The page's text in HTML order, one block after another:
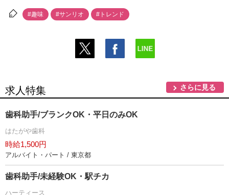
#趣味 #サンリオ #トレンド
求人特集 さらに見る
歯科助手/ブランクOK・平日のみOK
はたがや歯科
時給1,500円
アルバイト・パート / 東京都
歯科助手/未経験OK・駅チカ
ハーティース